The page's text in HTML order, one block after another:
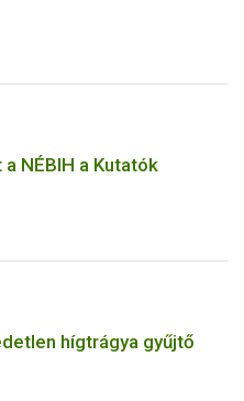
NÉBIH a Kutatók
hígtrágya gyűjtő